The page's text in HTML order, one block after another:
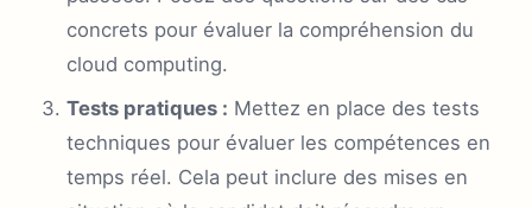
concrets pour évaluer la compréhension du
cloud computing.
Tests pratiques : Mettez en place des tests
techniques pour évaluer les compétences en
temps réel. Cela peut inclure des mises en